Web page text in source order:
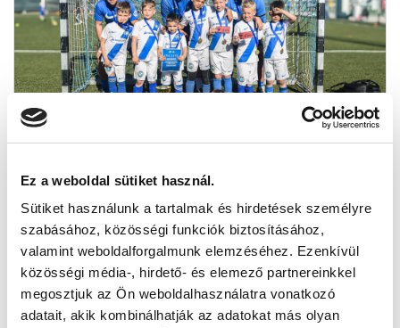
Ez a weboldal sütiket használ.
Sütiket használunk a tartalmak és hirdetések személyre
szabásához, közösségi funkciók biztosításához,
valamint weboldalforgalmunk elemzéséhez. Ezenkívül
közösségi média-, hirdető- és elemező partnereinkkel
megosztjuk az Ön weboldalhasználatra vonatkozó
adatait, akik kombinálhatják az adatokat más olyan
U7-ES CSAPATUNK MEGNYERTE AZ
NEMZETKÖZI TORNÁT (KÉPGALÉRIA)
Magyar együttesek mellett szlovák, osztrák, horvát,
szlovén és cseh résztvevője is volt a viadalnak.